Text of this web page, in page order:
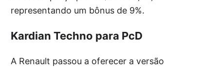
representando um bônus de 9%.
Kardian Techno para PcD
A Renault passou a oferecer a versão